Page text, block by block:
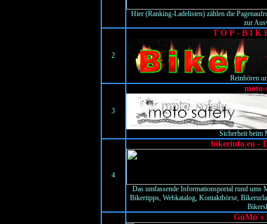
Hier (Ranking-Ladelisten) zählen die
zur
2
T O P - B I K
Reinhören
3
moto-
Sicherheit beim
4
bikerinfo.eu -
Das umfassende Informationsportal rund
Bikertipps, Webkatalog, Kontaktbörse,
GüMü´s